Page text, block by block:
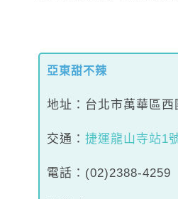
亞東甜不辣
地址：台北市萬華區西
交通： 捷運龍山寺站1
電話：(02)2388-4259